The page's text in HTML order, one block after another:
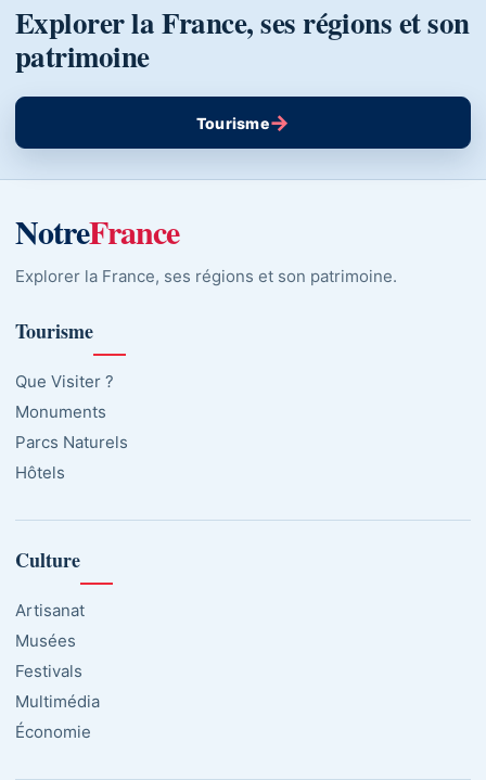
Explorer la France, ses régions et son
patrimoine
Tourisme→
NotreFrance
Explorer la France, ses régions et son patrimoine.
Tourisme
Que Visiter ?
Monuments
Parcs Naturels
Hôtels
Culture
Artisanat
Musées
Festivals
Multimédia
Économie